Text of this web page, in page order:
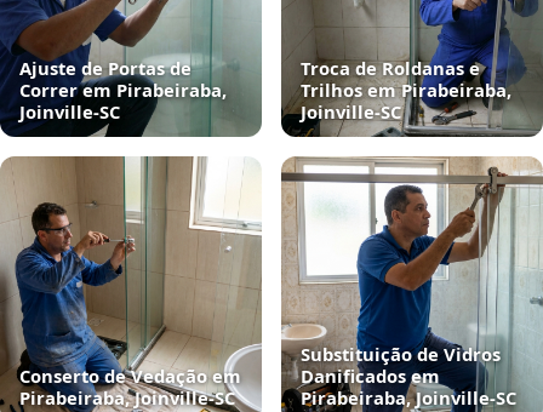
Ajuste de Portas de
Correr em Pirabeiraba,
Joinville‑SC
Troca de Roldanas e
Trilhos em Pirabeiraba,
Joinville‑SC
Conserto de Vedação em
Pirabeiraba, Joinville‑SC
Substituição de Vidros
Danificados em
Pirabeiraba, Joinville‑SC